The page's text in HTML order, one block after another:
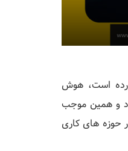
است، هوش
و همین موجب
حوزه های کاری